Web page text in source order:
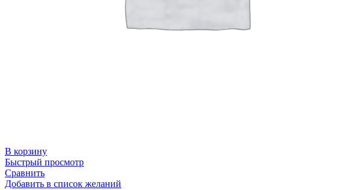
В корзину
Быстрый просмотр
Сравнить
Добавить в список желаний